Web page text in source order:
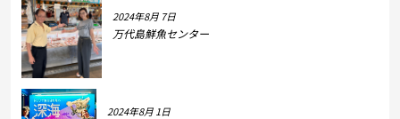
2024年8月 7日
万代島鮮魚センター
2024年8月 1日